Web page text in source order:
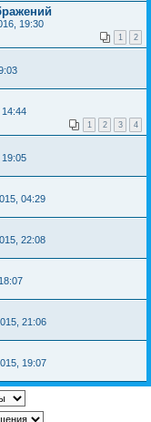
19:30
1 2
14:44
1 2 3 4
04:29
22:08
21:06
19:07